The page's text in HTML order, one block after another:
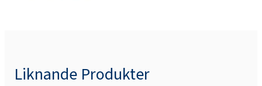
Liknande Produkter